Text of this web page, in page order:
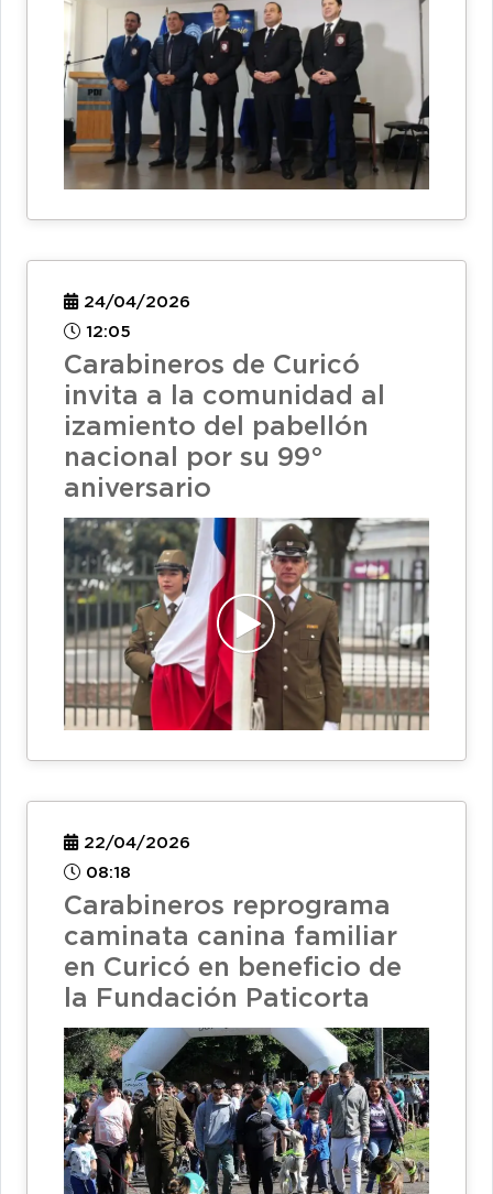
24/04/2026
12:05
Carabineros de Curicó
invita a la comunidad al
izamiento del pabellón
nacional por su 99°
aniversario
22/04/2026
08:18
Carabineros reprograma
caminata canina familiar
en Curicó en beneficio de
la Fundación Paticorta